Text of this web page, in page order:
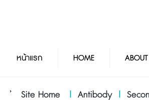
หน้าแรก HOME
Site Home | Antibody |